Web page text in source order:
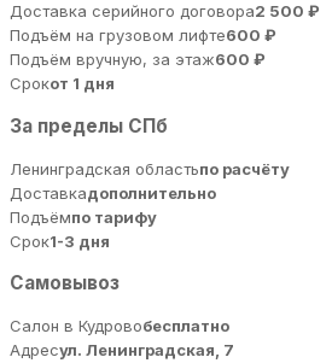
Доставка серийного договора2 500 ₽
Подъём на грузовом лифте600 ₽
Подъём вручную, за этаж600 ₽
Срокот 1 дня
За пределы СПб
Ленинградская областьпо расчёту
Доставкадополнительно
Подъёмпо тарифу
Срок1-3 дня
Самовывоз
Салон в Кудровобесплатно
Адресул. Ленинградская, 7